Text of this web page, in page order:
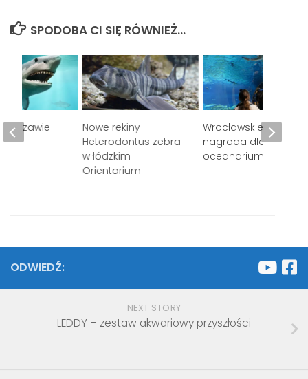
SPODOBA CI SIĘ RÓWNIEŻ...
Nowe rekiny
Heterodontus zebra
w łódzkim
Orientarium
Wrocławskie ZOO –
nagroda dla
oceanarium (2015r.)
ODWIEDŹ:
NEXT STORY
LEDDY – zestaw akwariowy przyszłości